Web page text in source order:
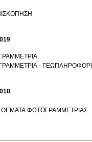
-
ΘΕΜΑΤΑ ΦΩΤΟΓΡΑΜΜΕΤΡΙΑΣ